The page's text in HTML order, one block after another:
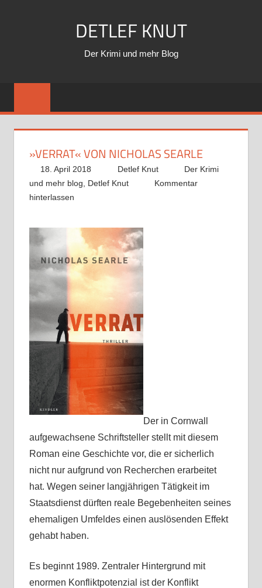
DETLEF KNUT
Der Krimi und mehr Blog
»VERRAT« VON NICHOLAS SEARLE
18. April 2018 Detlef Knut
Der Krimi
und mehr blog
Detlef Knut
Kommentar
hinterlassen
Der in Cornwall
aufgewachsene Schriftsteller stellt mit diesem
Roman eine Geschichte vor, die er sicherlich
nicht nur aufgrund von Recherchen erarbeitet
hat. Wegen seiner langjährigen Tätigkeit im
Staatsdienst dürften reale Begebenheiten seines
ehemaligen Umfeldes einen auslösenden Effekt
gehabt haben.
Es beginnt 1989. Zentraler Hintergrund mit
enormen Konfliktpotenzial ist der Konflikt